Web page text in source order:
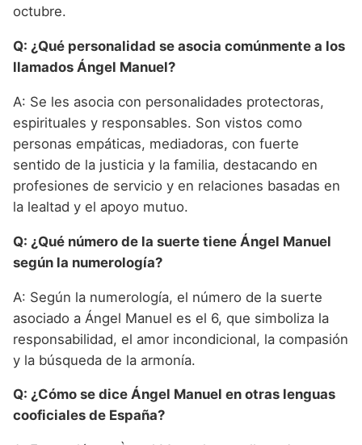
octubre.
Q: ¿Qué personalidad se asocia comúnmente a los
llamados Ángel Manuel?
A: Se les asocia con personalidades protectoras,
espirituales y responsables. Son vistos como
personas empáticas, mediadoras, con fuerte
sentido de la justicia y la familia, destacando en
profesiones de servicio y en relaciones basadas en
la lealtad y el apoyo mutuo.
Q: ¿Qué número de la suerte tiene Ángel Manuel
según la numerología?
A: Según la numerología, el número de la suerte
asociado a Ángel Manuel es el 6, que simboliza la
responsabilidad, el amor incondicional, la compasión
y la búsqueda de la armonía.
Q: ¿Cómo se dice Ángel Manuel en otras lenguas
cooficiales de España?